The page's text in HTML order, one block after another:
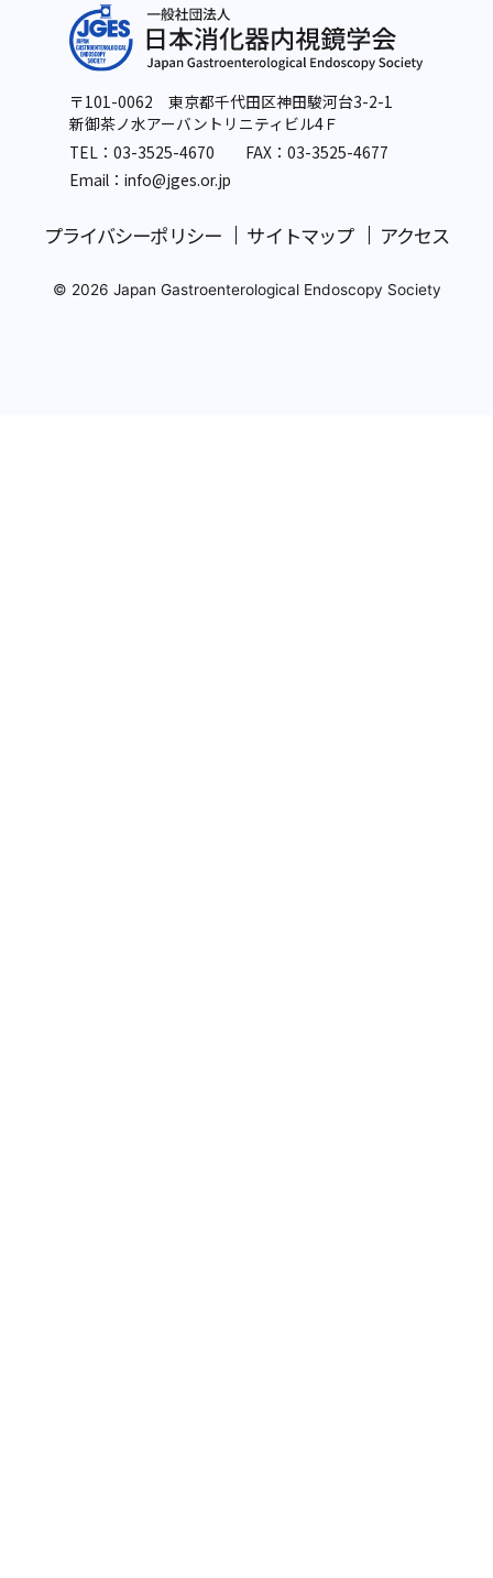
〒101-0062 東京都千代田区神田駿河台3-2-1
新御茶ノ水アーバントリニティビル4Ｆ
TEL：03-3525-4670 FAX：03-3525-4677
Email：info@jges.or.jp
プライバシーポリシー サイトマップ アクセス
© 2026 Japan Gastroenterological Endoscopy Society